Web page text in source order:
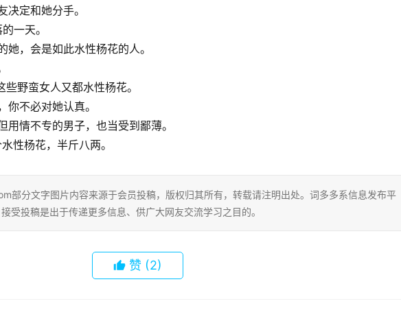
定和她分手。
一天。
，会是如此水性杨花的人。
野蛮女人又都水性杨花。
不必对她认真。
情不专的男子，也当受到鄙薄。
性杨花，半斤八两。
部分文字图片内容来源于会员投稿，版权归其所有，转载请注明出处。词多多系信息发布平
受投稿是出于传递更多信息、供广大网友交流学习之目的。
赞 (2)